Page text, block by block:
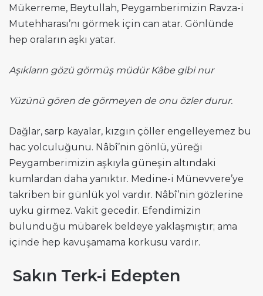
Mükerreme, Beytullah, Peygamberimizin Ravza-i
Mutehharası’nı görmek için can atar. Gönlünde
hep oraların aşkı yatar.
Aşıkların gözü görmüş müdür Kâbe gibi nur
Yüzünü gören de görmeyen de onu özler durur.
Dağlar, sarp kayalar, kızgın çöller engelleyemez bu
hac yolculuğunu. Nâbî’nin gönlü, yüreği
Peygamberimizin aşkıyla güneşin altındaki
kumlardan daha yanıktır. Medine-i Münevvere’ye
takriben bir günlük yol vardır. Nâbî’nin gözlerine
uyku girmez. Vakit gecedir. Efendimizin
bulunduğu mübarek beldeye yaklaşmıştır; ama
içinde hep kavuşamama korkusu vardır.
Sakın Terk-i Edepten